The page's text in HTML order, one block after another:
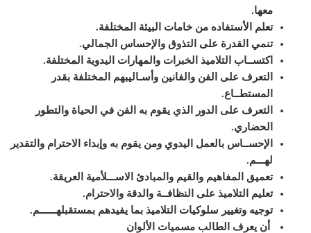
معها.
تعلم الأستفاده من خامات البيئة المختلفة.
تنمي القدرة على التذوق والإحساس الجمالي.
اكتســاب التلاميذ الخبرات والمهارات اليدوية المختلفة.
التعرف على الفن والفانين وأسـاليبهم المختلفة بقدر
المستطــاع.
التعرف على الدور الذي يقوم به الفن في الحياة والتطور
الحضاري.
الإحســاس بالعمل اليدوي ومن يقوم به وإبداء الاحترام والتقدير
لهـــم.
تعميق المفاهيم والقيم والمبادئ الاســـلأمية العريقة.
تعليم التلاميذ على النظافــة والدقة والاحترام.
توجيه وتغيير سلوكيات التلاميذ بما يفيدهم بمستقبلهــــــم.
أن يعرف الطالب مسميات الألوان